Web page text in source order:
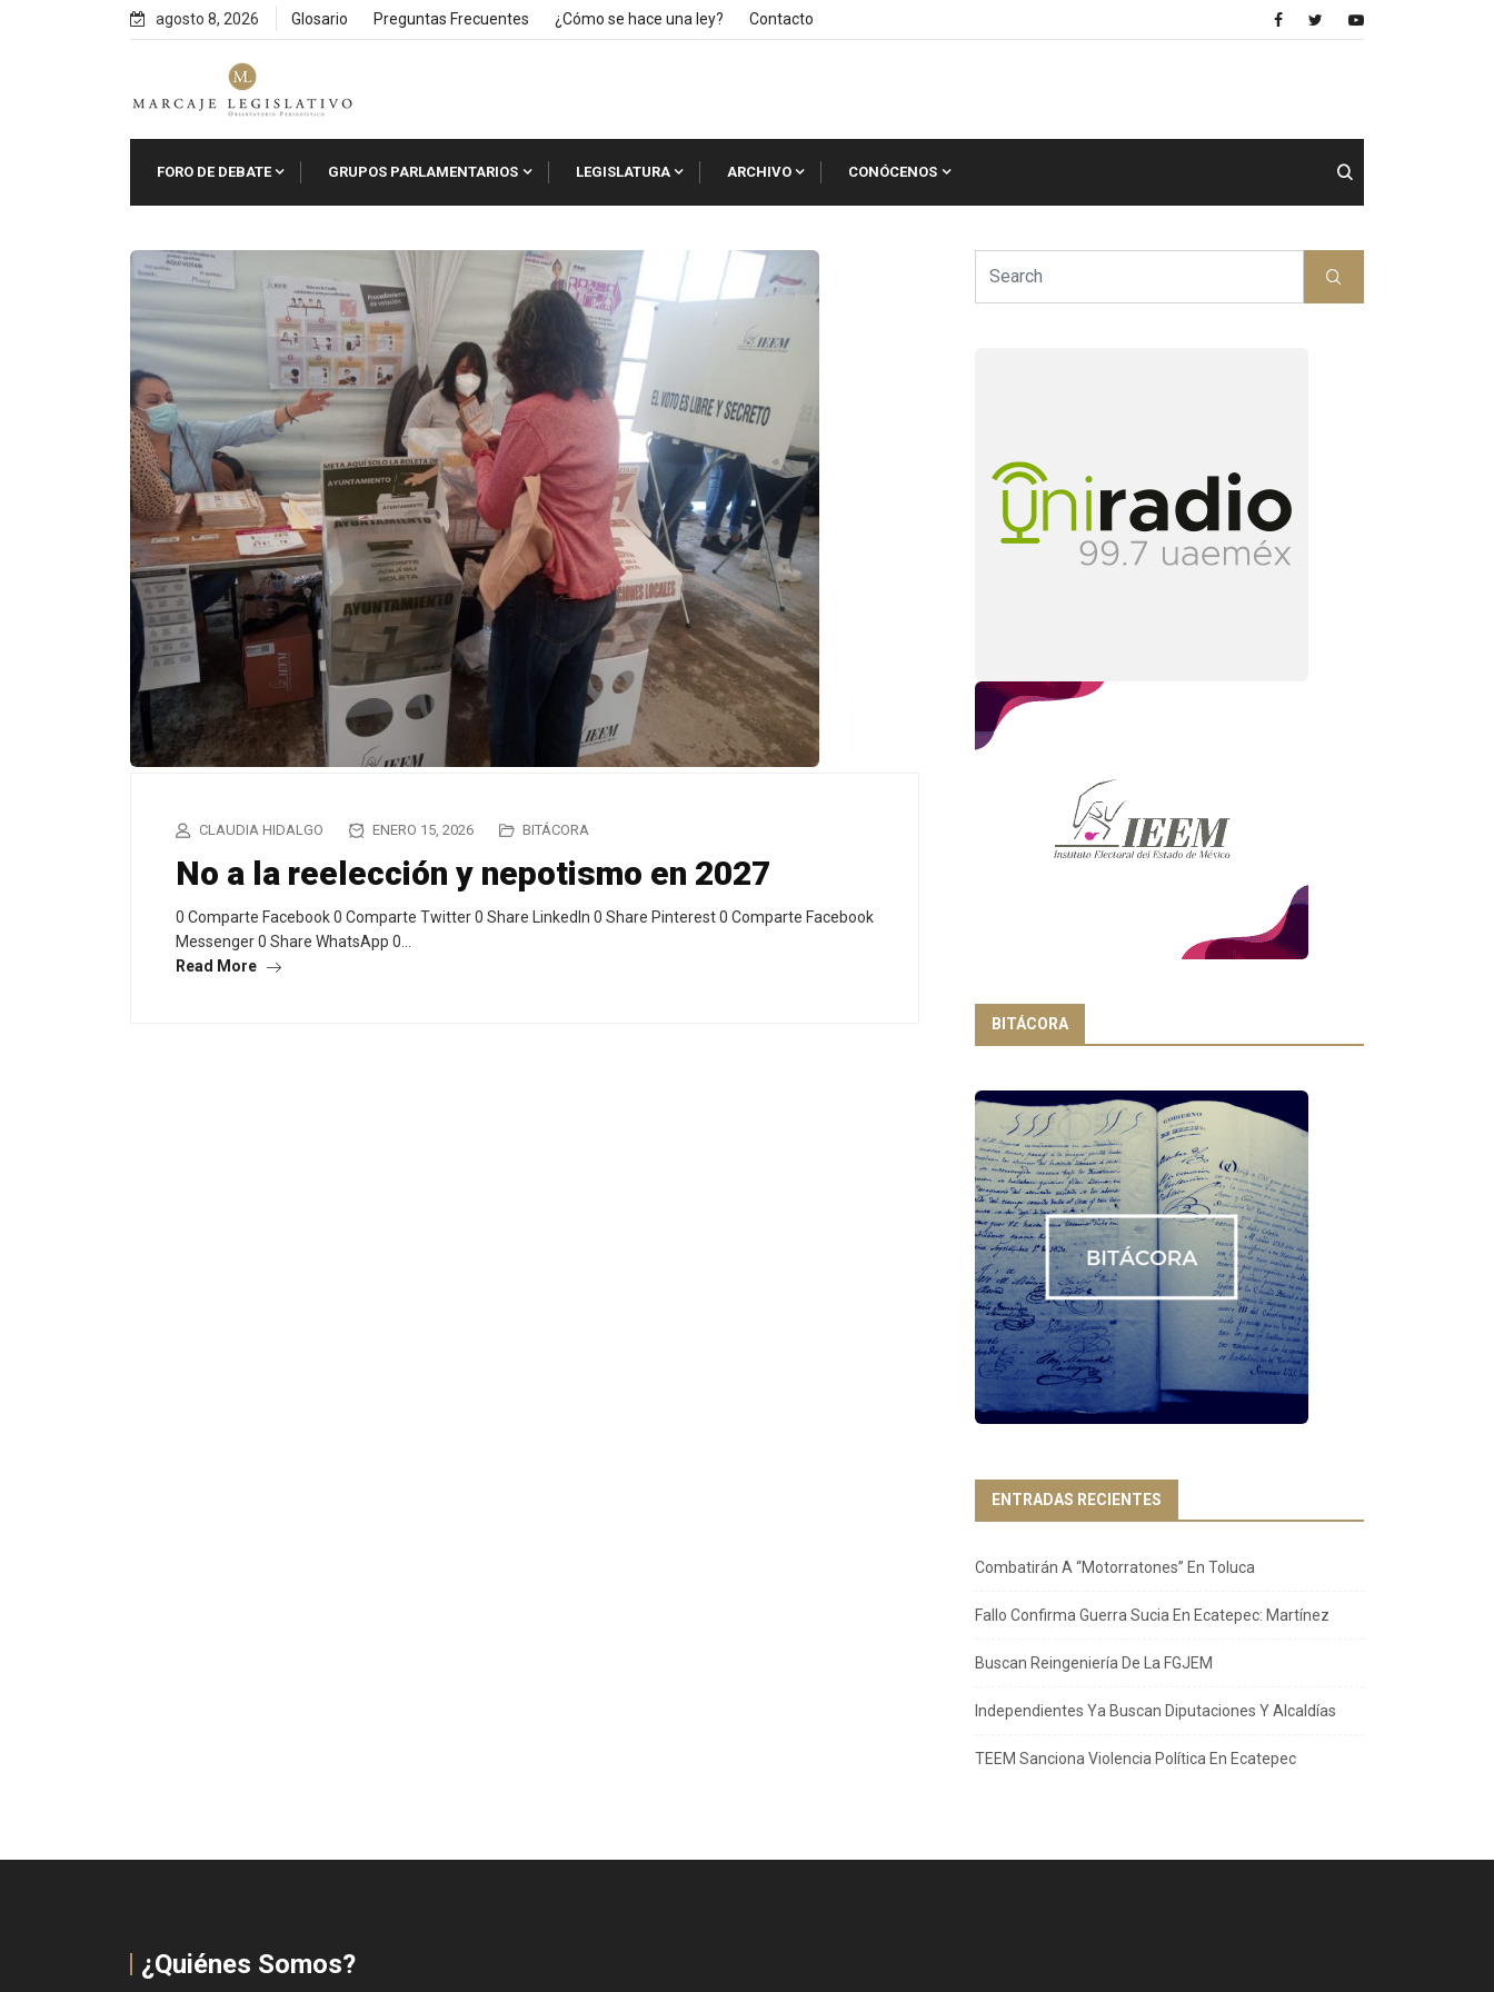
agosto 8, 2026 Glosario Preguntas Frecuentes ¿Cómo se hace una ley? Contacto
FORO DE DEBATE GRUPOS PARLAMENTARIOS LEGISLATURA ARCHIVO CONÓCENOS
CLAUDIA HIDALGO ENERO 15, 2026 BITÁCORA
No a la reelección y nepotismo en 2027
0 Comparte Facebook 0 Comparte Twitter 0 Share LinkedIn 0 Share Pinterest 0 Comparte Facebook
Messenger 0 Share WhatsApp 0…
Read More
BITÁCORA
ENTRADAS RECIENTES
Combatirán A “Motorratones” En Toluca
Fallo Confirma Guerra Sucia En Ecatepec: Martínez
Buscan Reingeniería De La FGJEM
Independientes Ya Buscan Diputaciones Y Alcaldías
TEEM Sanciona Violencia Política En Ecatepec
¿Quiénes Somos?